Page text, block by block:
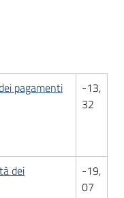
pagamenti
-13,
32
dei
-19,
07